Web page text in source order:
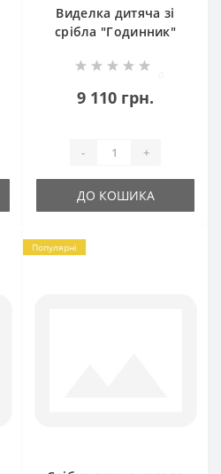
Виделка дитяча зі
срібла "Годинник"
9 110 грн.
- +
ДО КОШИКА
Популярні